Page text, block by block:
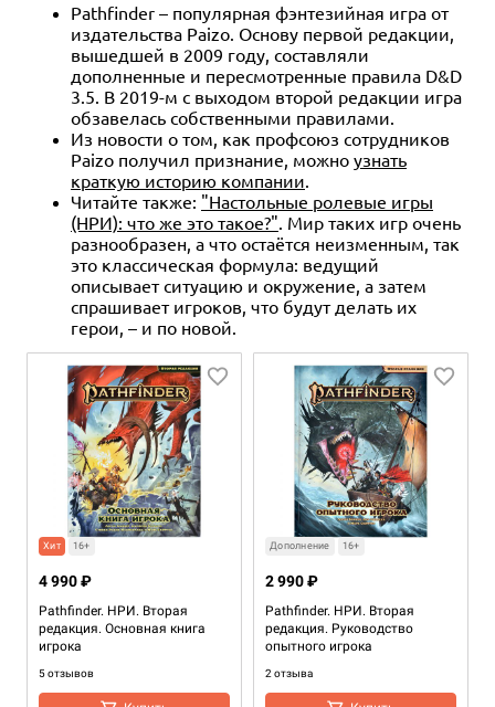
Pathfinder – популярная фэнтезийная игра от
издательства Paizo. Основу первой редакции,
вышедшей в 2009 году, составляли
дополненные и пересмотренные правила D&D
3.5. В 2019-м с выходом второй редакции игра
обзавелась собственными правилами.
Из новости о том, как профсоюз сотрудников
Paizo получил признание, можно узнать
краткую историю компании.
Читайте также: "Настольные ролевые игры
(НРИ): что же это такое?". Мир таких игр очень
разнообразен, а что остаётся неизменным, так
это классическая формула: ведущий
описывает ситуацию и окружение, а затем
спрашивает игроков, что будут делать их
герои, – и по новой.
Хит 16+
Pathfinder. НРИ. Вторая
редакция. Основная книга
игрока
5 отзывов
4 990 ₽
Дополнение 16+
Pathfinder. НРИ. Вторая
редакция. Руководство
опытного игрока
2 отзыва
2 990 ₽